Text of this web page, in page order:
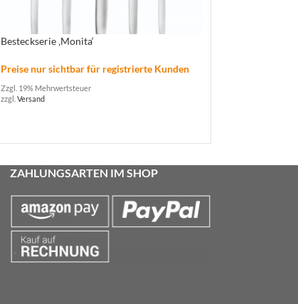
Besteckserie ‚Monita‘
Preise nur sichtbar für registrierte Kunden
Zzgl. 19% Mehrwertsteuer
zzgl. Versand
ZAHLUNGSARTEN IM SHOP